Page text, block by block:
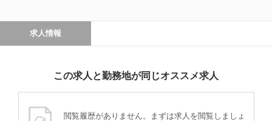
求人情報
この求人と勤務地が同じオススメ求人
閲覧履歴がありません。まずは求人を閲覧しましょ